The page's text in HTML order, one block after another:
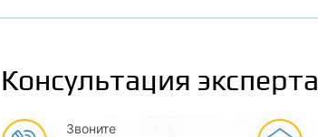
Консультация эксперта
Звоните